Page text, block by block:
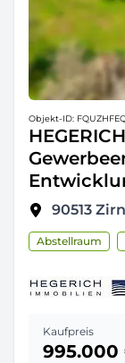
Objekt-ID:
90513
Abstellraum
Kaufpreis
995.000